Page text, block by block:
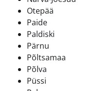
Otepää
Paide
Paldiski
Pärnu
Põltsamaa
Põlva
Püssi